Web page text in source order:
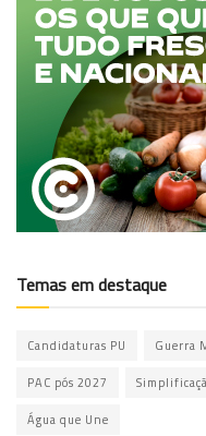
Temas em destaque
Candidaturas PU Guerra
PAC pós 2027
Água que Une